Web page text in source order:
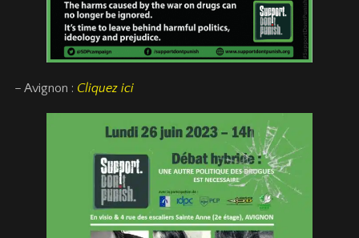
– Avignon : Cliquez ici